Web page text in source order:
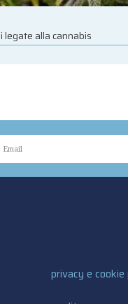
alla cannabis
privacy e cookie